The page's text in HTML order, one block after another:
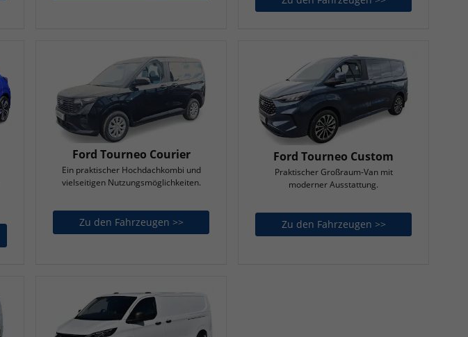
Ford Tourneo Courier
Ein praktischer Hochdachkombi und
vielseitigen Nutzungsmöglichkeiten.
Zu den Fahrzeugen >> Ford Tourneo Courier
Ford Tourneo Custom
Praktischer Großraum-Van mit
moderner Ausstattung.
Zu den Fahrzeugen >>